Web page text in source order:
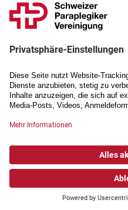
Anmeldung